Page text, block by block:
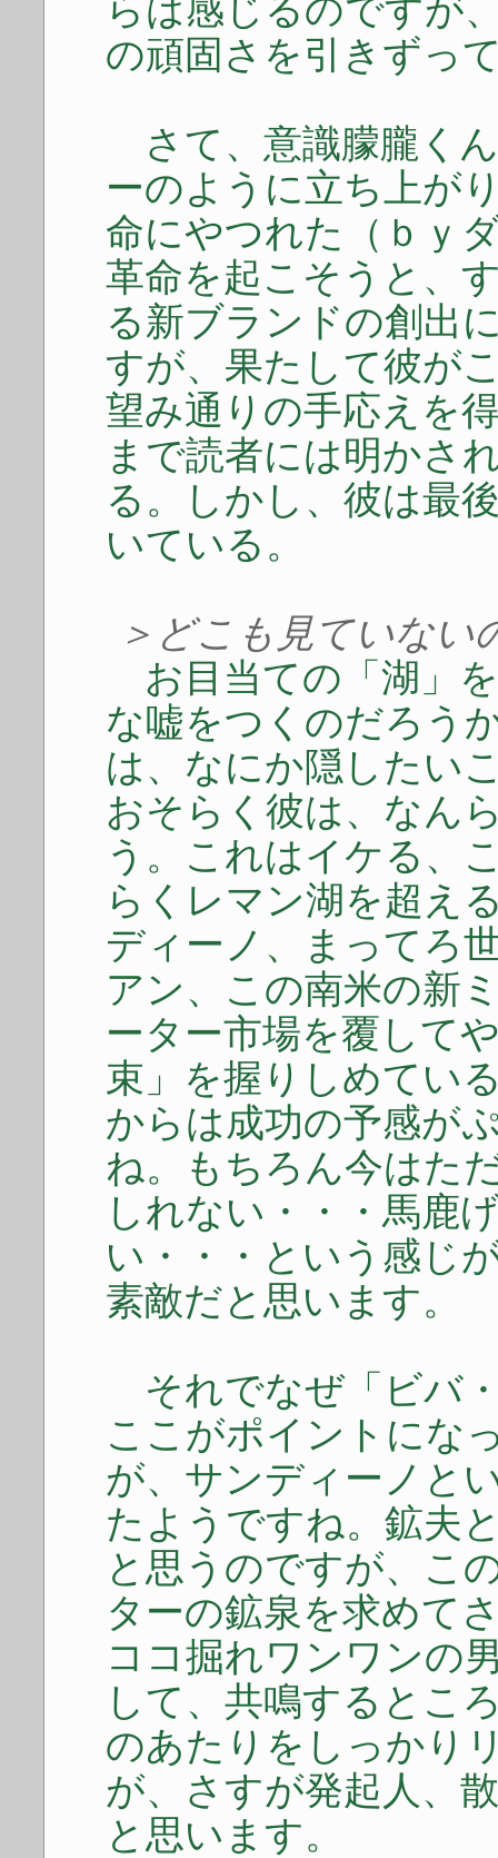
らは感じるのですが
の頑固さを引きずっ
さて、意識朦朧く
ーのように立ち上が
命にやつれた（ｂｙ
革命を起こそうと、
る新ブランドの創出
すが、果たして彼が
望み通りの手応えを
まで読者には明かさ
る。しかし、彼は最
いている。
＞どこも見ていない
お目当ての「湖」
な嘘をつくのだろう
は、なにか隠したい
おそらく彼は、なん
う。これはイケる、
らくレマン湖を超え
ディーノ、まってろ
アン、この南米の新
ーター市場を覆して
束」を握りしめてい
からは成功の予感が
ね。もちろん今はた
しれない・・・馬鹿
い・・・という感じ
素敵だと思います。
それでなぜ「ビバ
ここがポイントにな
が、サンディーノと
たようですね。鉱夫
と思うのですが、こ
ターの鉱泉を求めて
ココ掘れワンワンの
して、共鳴するとこ
のあたりをしっかり
が、さすが発起人、
と思います。